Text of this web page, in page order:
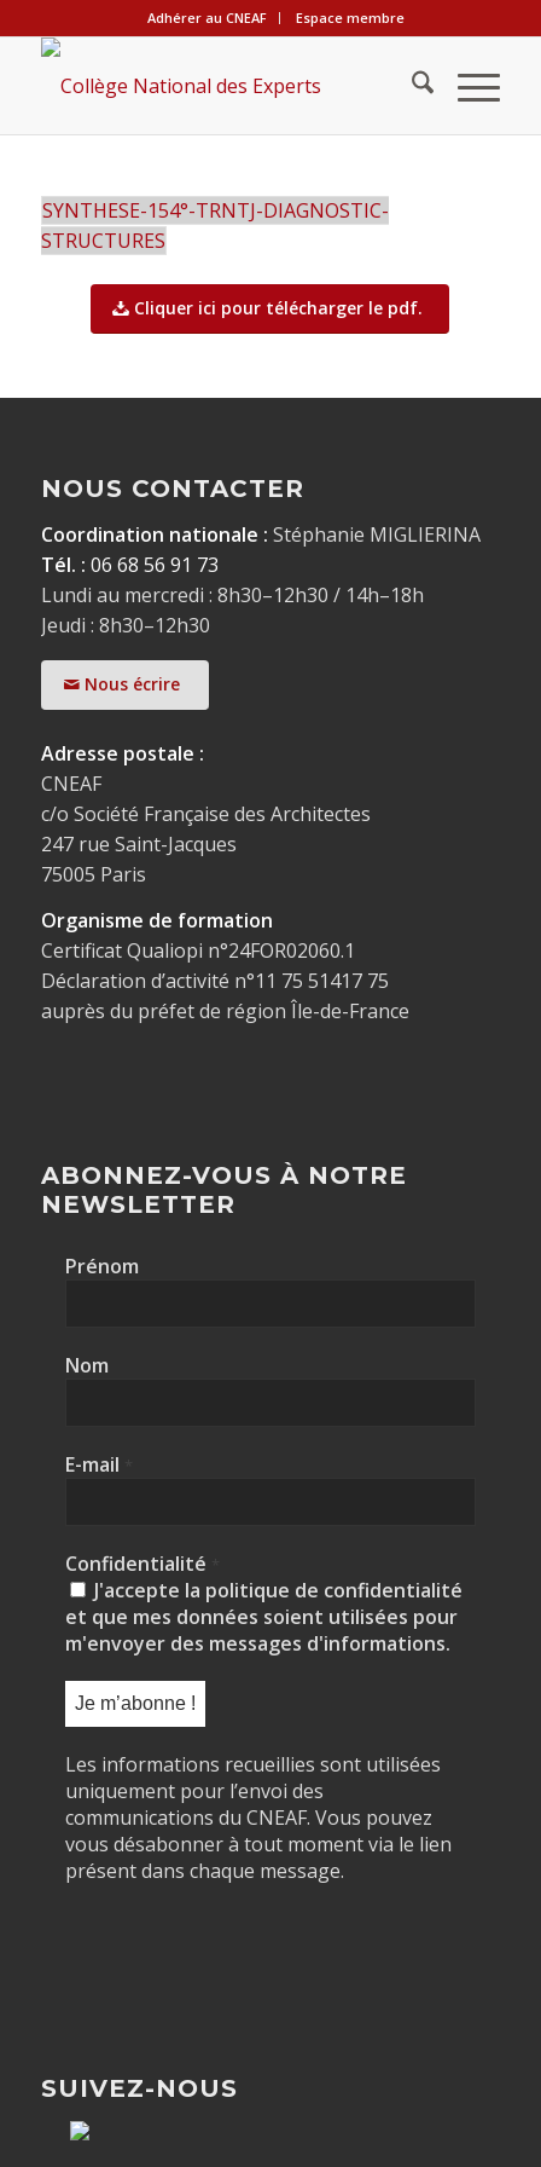
Adhérer au CNEAF Espace membre
SYNTHESE-154°-TRNTJ-DIAGNOSTIC-
STRUCTURES
Cliquer ici pour télécharger le pdf.
NOUS CONTACTER
Coordination nationale : Stéphanie MIGLIERINA
Tél. : 06 68 56 91 73
Lundi au mercredi : 8h30–12h30 / 14h–18h
Jeudi : 8h30–12h30
Nous écrire
Adresse postale :
CNEAF
c/o Société Française des Architectes
247 rue Saint-Jacques
75005 Paris
Organisme de formation
Certificat Qualiopi n°24FOR02060.1
Déclaration d’activité n°11 75 51417 75
auprès du préfet de région Île-de-France
ABONNEZ-VOUS À NOTRE
NEWSLETTER
Prénom
Nom
E-mail
Confidentialité
J'accepte la politique de confidentialité
et que mes données soient utilisées pour
m'envoyer des messages d'informations.
Les informations recueillies sont utilisées
uniquement pour l’envoi des
communications du CNEAF. Vous pouvez
vous désabonner à tout moment via le lien
présent dans chaque message.
SUIVEZ-NOUS